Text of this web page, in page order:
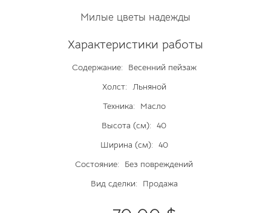
Милые цветы надежды
Характеристики работы
Содержание:
Весенний пейзаж
Холст: Льняной
Техника:
Масло
Высота (см): 40
Ширина (см): 40
Состояние:
Без повреждений
Вид сделки:
Продажа